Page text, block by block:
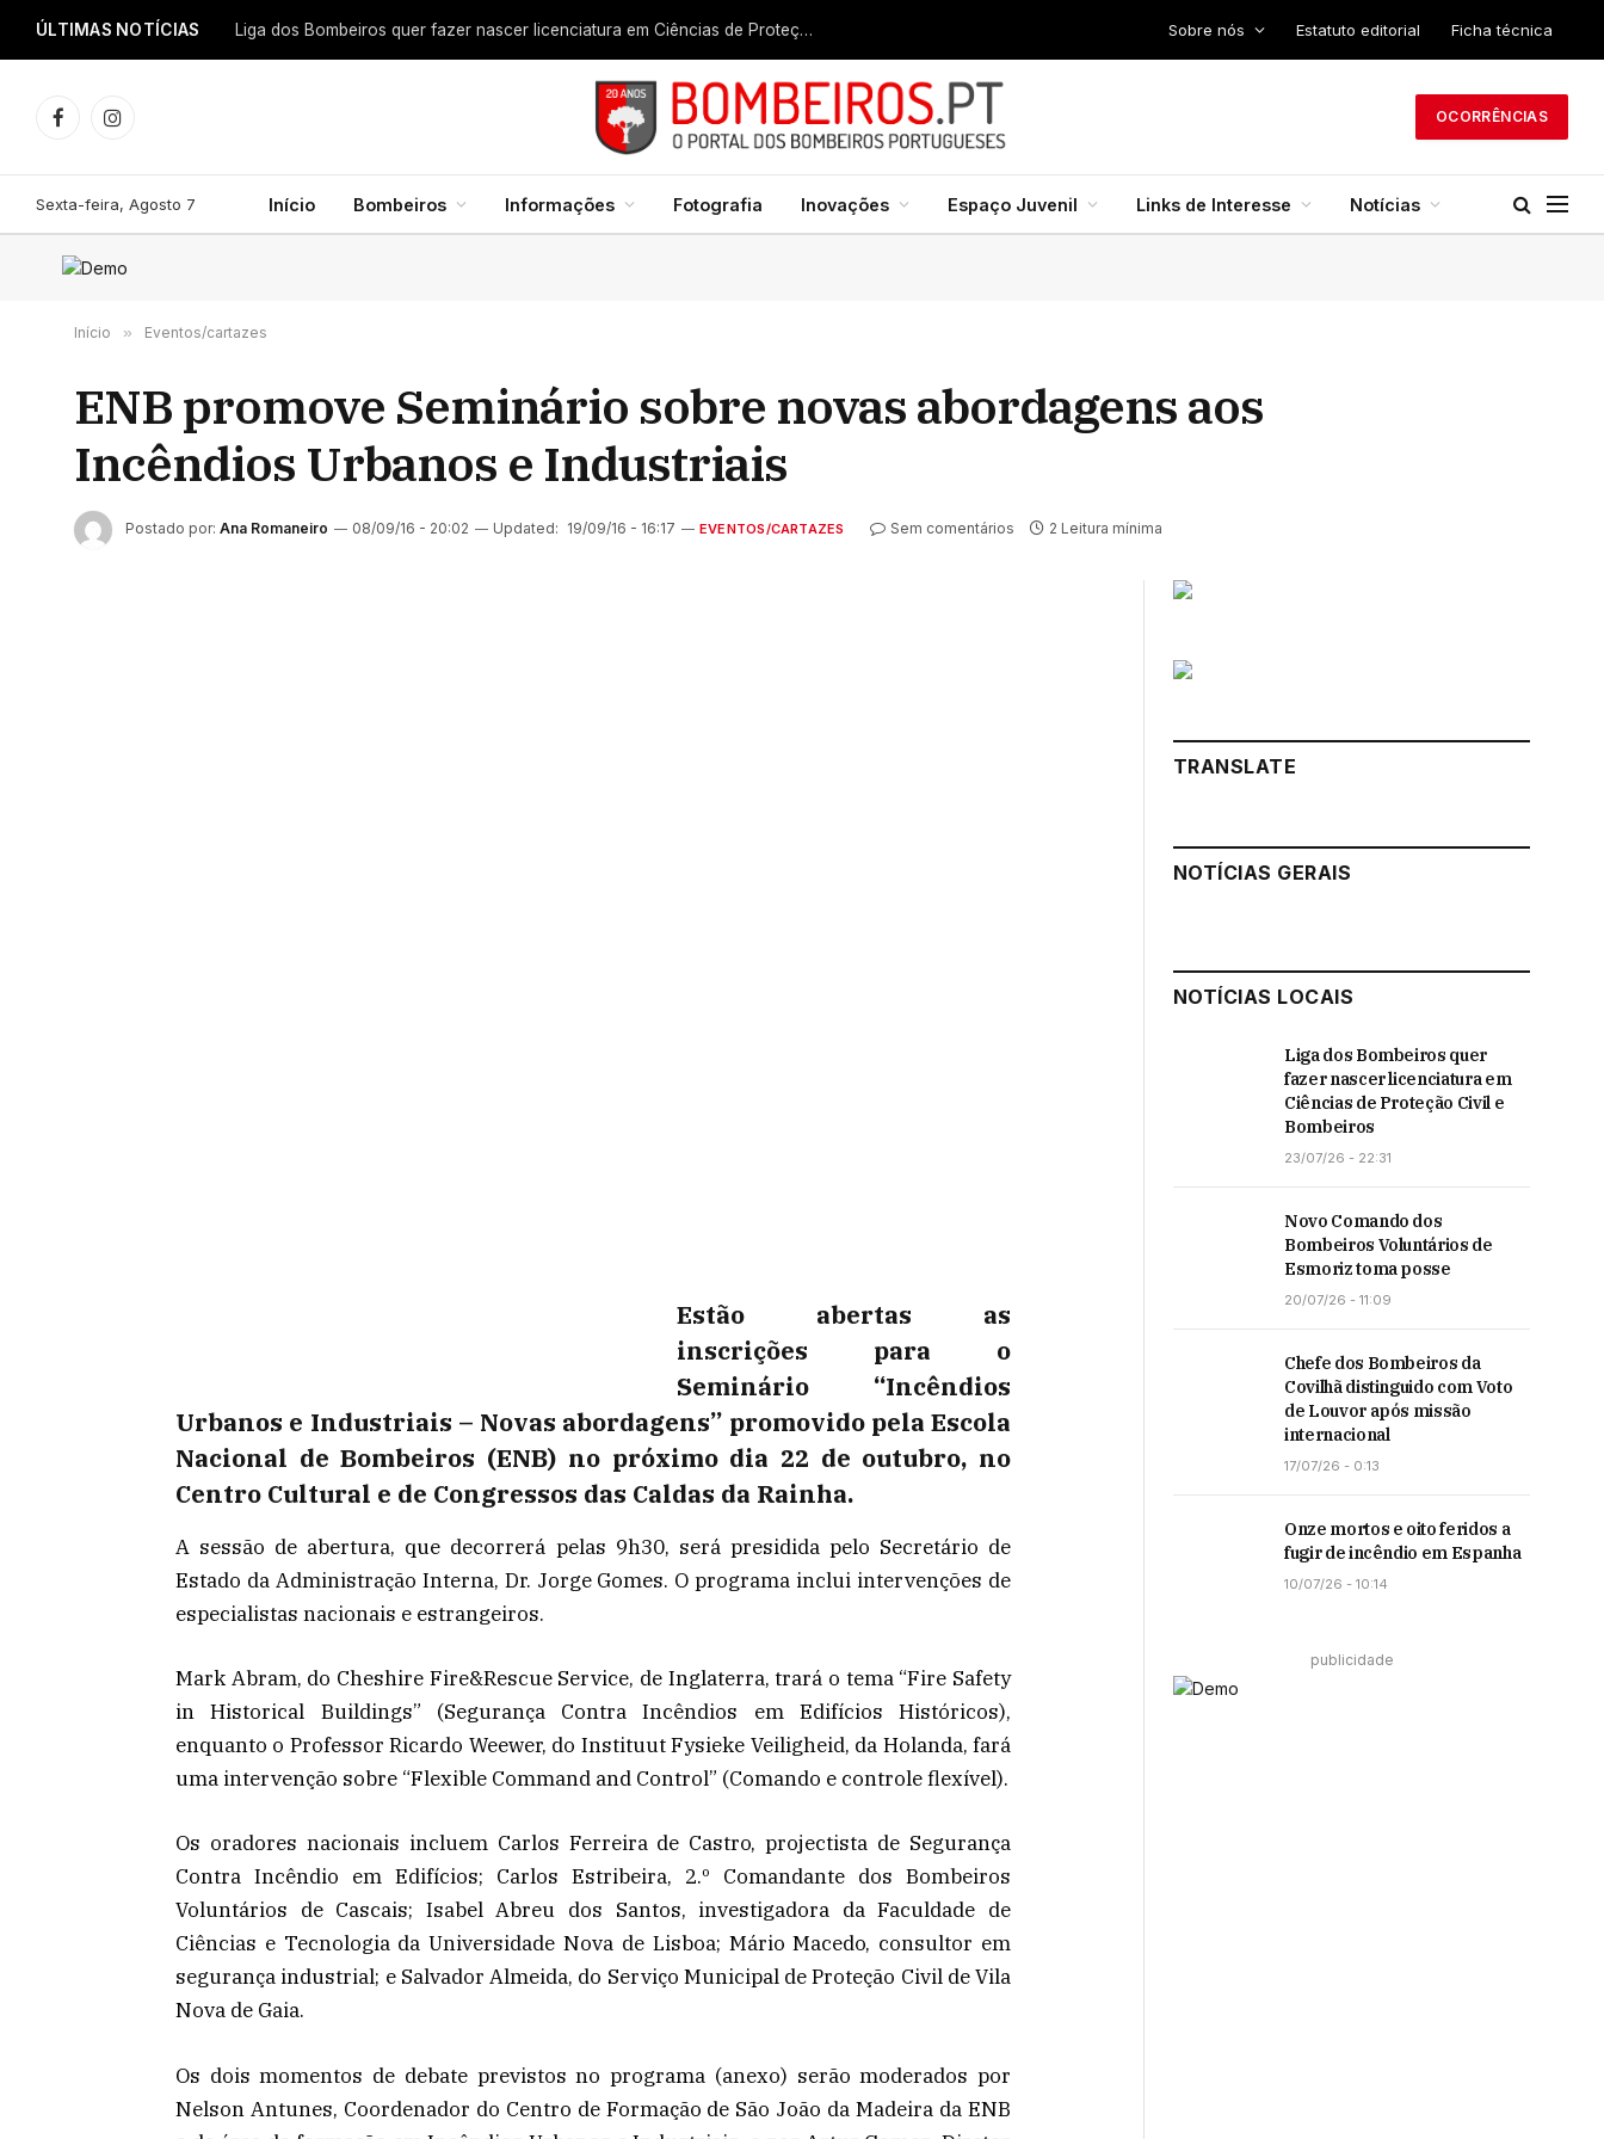
ÚLTIMAS NOTÍCIAS Liga dos Bombeiros quer fazer nascer licenciatura em Ciências de Proteção Civil e Bombeiros Sobre nós Estatuto editorial Ficha técnica
FacebookInstagram
OCORRÊNCIAS
Sexta-feira, Agosto 7 Início Bombeiros Informações Fotografia Inovações Espaço Juvenil Links de Interesse Notícias
Início » Eventos/cartazes
ENB promove Seminário sobre novas abordagens aos
Incêndios Urbanos e Industriais
Postado por: Ana Romaneiro 08/09/16 - 20:02 Updated: 19/09/16 - 16:17 EVENTOS/CARTAZES Sem comentários 2 Leitura mínima
Estão abertas as
inscrições para o
Seminário “Incêndios
Urbanos e Industriais – Novas abordagens” promovido pela Escola
Nacional de Bombeiros (ENB) no próximo dia 22 de outubro, no
Centro Cultural e de Congressos das Caldas da Rainha.
A sessão de abertura, que decorrerá pelas 9h30, será presidida pelo Secretário de
Estado da Administração Interna, Dr. Jorge Gomes. O programa inclui intervenções de
especialistas nacionais e estrangeiros.
Mark Abram, do Cheshire Fire&Rescue Service, de Inglaterra, trará o tema “Fire Safety
in Historical Buildings” (Segurança Contra Incêndios em Edifícios Históricos),
enquanto o Professor Ricardo Weewer, do Instituut Fysieke Veiligheid, da Holanda, fará
uma intervenção sobre “Flexible Command and Control” (Comando e controle flexível).
Os oradores nacionais incluem Carlos Ferreira de Castro, projectista de Segurança
Contra Incêndio em Edifícios; Carlos Estribeira, 2.º Comandante dos Bombeiros
Voluntários de Cascais; Isabel Abreu dos Santos, investigadora da Faculdade de
Ciências e Tecnologia da Universidade Nova de Lisboa; Mário Macedo, consultor em
segurança industrial; e Salvador Almeida, do Serviço Municipal de Proteção Civil de Vila
Nova de Gaia.
Os dois momentos de debate previstos no programa (anexo) serão moderados por
Nelson Antunes, Coordenador do Centro de Formação de São João da Madeira da ENB
TRANSLATE
NOTÍCIAS GERAIS
NOTÍCIAS LOCAIS
Liga dos Bombeiros quer
fazer nascer licenciatura em
Ciências de Proteção Civil e
Bombeiros
23/07/26 - 22:31
Novo Comando dos
Bombeiros Voluntários de
Esmoriz toma posse
20/07/26 - 11:09
Chefe dos Bombeiros da
Covilhã distinguido com Voto
de Louvor após missão
internacional
17/07/26 - 0:13
Onze mortos e oito feridos a
fugir de incêndio em Espanha
10/07/26 - 10:14
publicidade